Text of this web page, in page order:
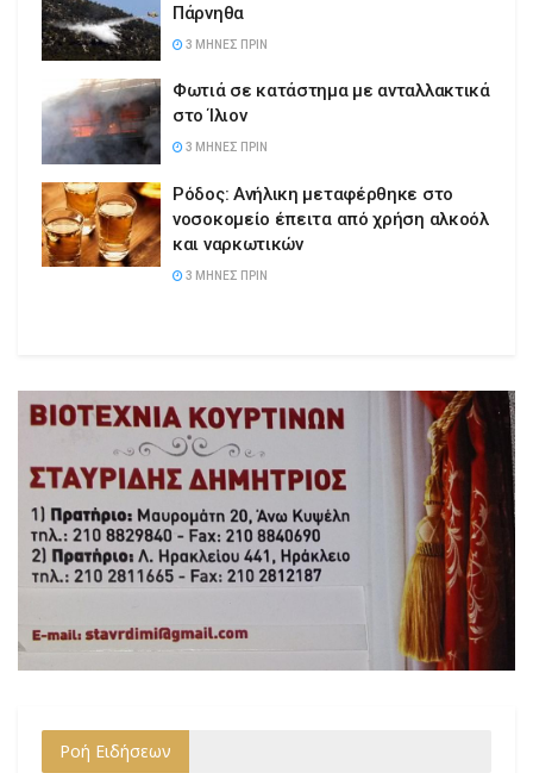
Πάρνηθα
3 ΜΉΝΕΣ ΠΡΙΝ
Φωτιά σε κατάστημα με ανταλλακτικά
στο Ίλιον
3 ΜΉΝΕΣ ΠΡΙΝ
Ρόδος: Ανήλικη μεταφέρθηκε στο
νοσοκομείο έπειτα από χρήση αλκοόλ
και ναρκωτικών
3 ΜΉΝΕΣ ΠΡΙΝ
Ροή Ειδήσεων